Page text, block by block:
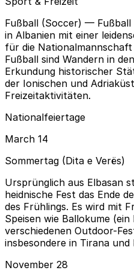
Fußball (Soccer) — Fußball
in Albanien mit einer
für die
Fußball sind Wandern in
Erkundung historischer
der Ionischen und
Freizeitaktivitäten.
Nationalfeiertage
March 14
Sommertag (Dita e Verës)
Ursprünglich aus Elbasan
heidnische Fest das Ende
des Frühlings. Es wird mit
Speisen wie Ballokume
verschiedenen Outdoor-
insbesondere in Tirana und
November 28